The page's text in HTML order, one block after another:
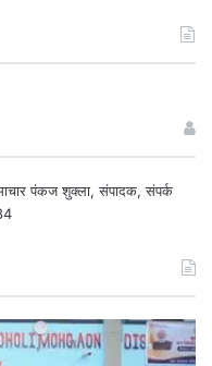
पंकज शुक्ला, संपादक, संपर्क